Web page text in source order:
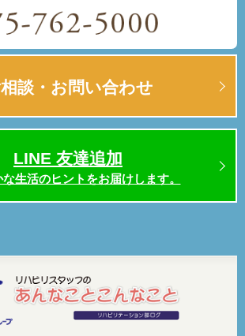
談・お問い合わせ
LINE 友達追加
生活のヒントをお届けします。